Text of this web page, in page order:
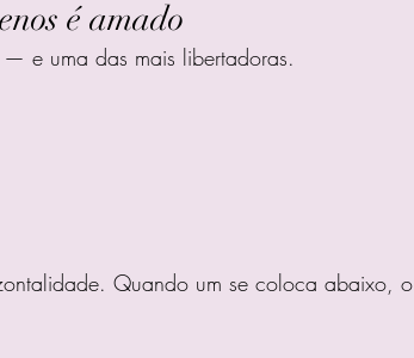
é amado
e uma das mais libertadoras.
Quando um se coloca abaixo, o